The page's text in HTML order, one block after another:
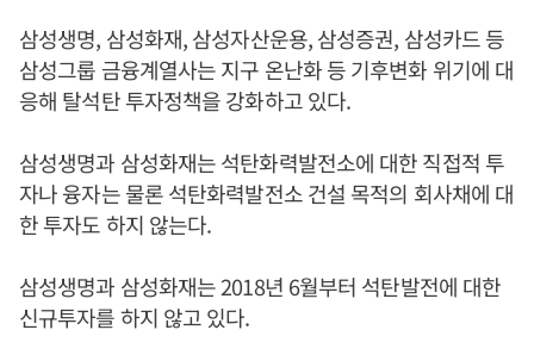
삼성생명, 삼성화재, 삼성자산운용, 삼성증권, 삼성카드 등
삼성그룹 금융계열사는 지구 온난화 등 기후변화 위기에 대
응해 탈석탄 투자정책을 강화하고 있다.
삼성생명과 삼성화재는 석탄화력발전소에 대한 직접적 투
자나 융자는 물론 석탄화력발전소 건설 목적의 회사채에 대
한 투자도 하지 않는다.
삼성생명과 삼성화재는 2018년 6월부터 석탄발전에 대한
신규투자를 하지 않고 있다.